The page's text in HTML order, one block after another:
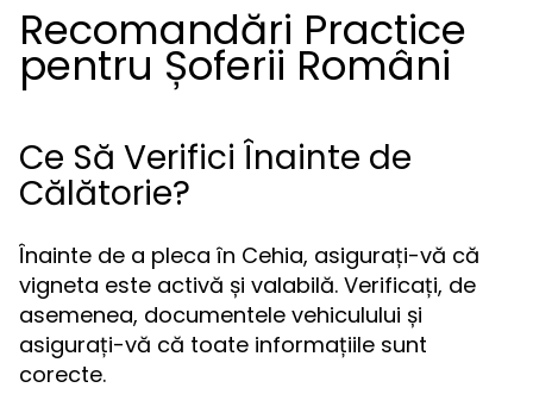
Recomandări Practice
pentru Șoferii Români
Ce Să Verifici Înainte de
Călătorie?
Înainte de a pleca în Cehia, asigurați-vă că
vigneta este activă și valabilă. Verificați, de
asemenea, documentele vehiculului și
asigurați-vă că toate informațiile sunt
corecte.